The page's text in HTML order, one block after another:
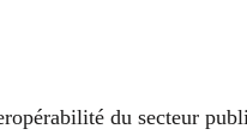
du secteur